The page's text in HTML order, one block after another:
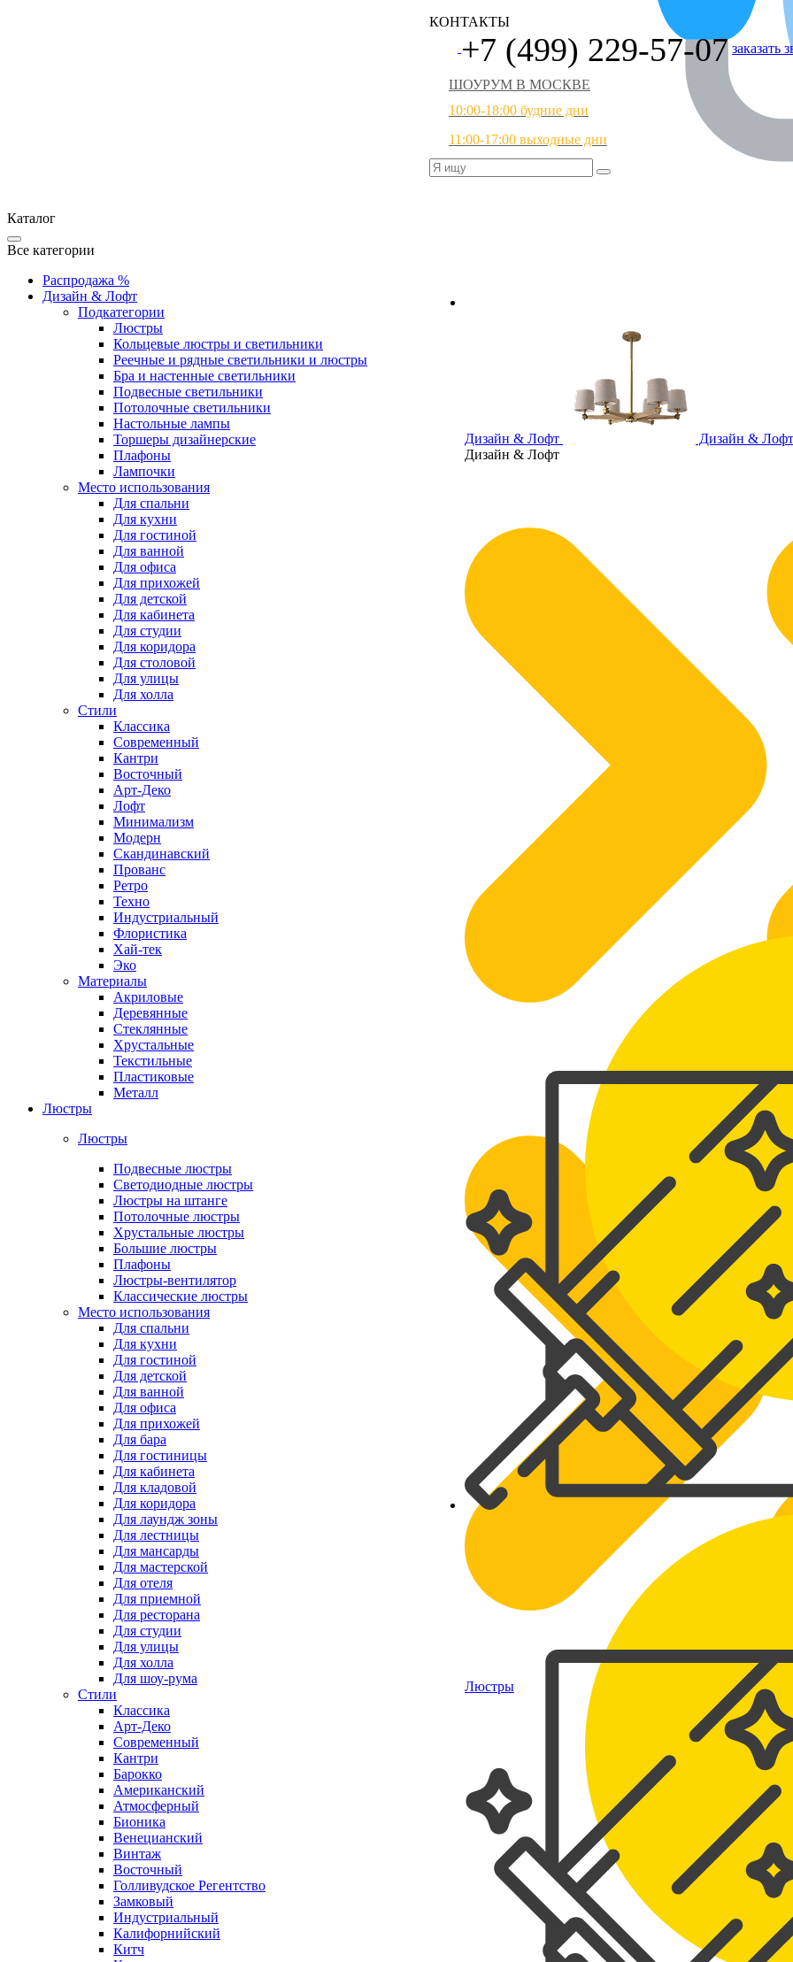
Дизайн & Лофт
Дизайн & Лофт
Дизайн & Лофт
Люстры
КОНТАКТЫ
+7 (499) 229-57-07 заказать
ШОУРУМ В МОСКВЕ
10:00-18:00 будние дни
11:00-17:00 выходные дни
Каталог
Все категории
Распродажа %
Дизайн & Лофт
Подкатегории
Люстры
Кольцевые люстры и светильники
Реечные и рядные светильники и люстры
Бра и настенные светильники
Подвесные светильники
Потолочные светильники
Настольные лампы
Торшеры дизайнерские
Плафоны
Лампочки
Место использования
Для спальни
Для кухни
Для гостиной
Для ванной
Для офиса
Для прихожей
Для детской
Для кабинета
Для студии
Для коридора
Для столовой
Для улицы
Для холла
Стили
Классика
Современный
Кантри
Восточный
Арт-Деко
Лофт
Минимализм
Модерн
Скандинавский
Прованс
Ретро
Техно
Индустриальный
Флористика
Хай-тек
Эко
Материалы
Акриловые
Деревянные
Стеклянные
Хрустальные
Текстильные
Пластиковые
Металл
Люстры
Люстры
Подвесные люстры
Светодиодные люстры
Люстры на штанге
Потолочные люстры
Хрустальные люстры
Большие люстры
Плафоны
Люстры-вентилятор
Классические люстры
Место использования
Для спальни
Для кухни
Для гостиной
Для детской
Для ванной
Для офиса
Для прихожей
Для бара
Для гостиницы
Для кабинета
Для кладовой
Для коридора
Для лаундж зоны
Для лестницы
Для мансарды
Для мастерской
Для отеля
Для приемной
Для ресторана
Для студии
Для улицы
Для холла
Для шоу-рума
Стили
Классика
Арт-Деко
Современный
Кантри
Барокко
Американский
Атмосферный
Бионика
Венецианский
Винтаж
Восточный
Голливудское Регентство
Замковый
Индустриальный
Калифорнийский
Китч